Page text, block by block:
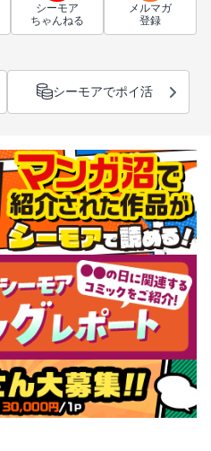
シーモア
ちゃんねる
メルマガ
登録
シーモアでポイ活